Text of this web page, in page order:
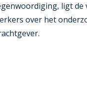
ligt de
over het